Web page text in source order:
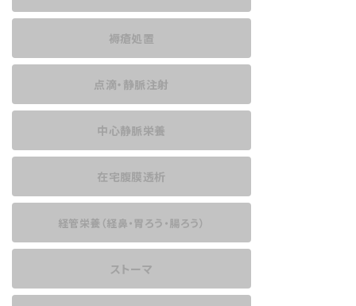
褥瘡処置
点滴・静脈注射
中心静脈栄養
在宅腹膜透析
経管栄養 （経鼻・胃ろう・腸ろう）
ストーマ